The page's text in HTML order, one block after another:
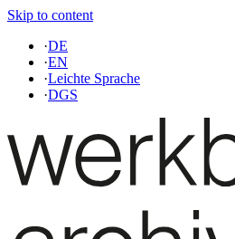
Skip to content
·DE
·EN
·Leichte Sprache
·DGS